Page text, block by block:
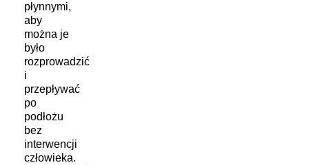
płynnymi,
aby
można je
było
rozprowadzić
i
przepływać
po
podłożu
bez
interwencji
człowieka.